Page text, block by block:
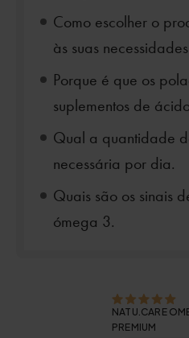
Como escolher o
às suas
Porque é que os
suplementos de
Qual a quantidade
necessária por dia.
Quais são os sinais
ómega 3.
NATU.CARE
PREMIUM